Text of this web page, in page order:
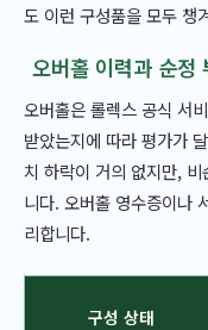
도 이런 구성품을 모두 챙
오버홀 이력과 순정
오버홀은 롤렉스 공식 서
받았는지에 따라 평가가
치 하락이 거의 없지만,
니다. 오버홀 영수증이나
리합니다.
구성 상태